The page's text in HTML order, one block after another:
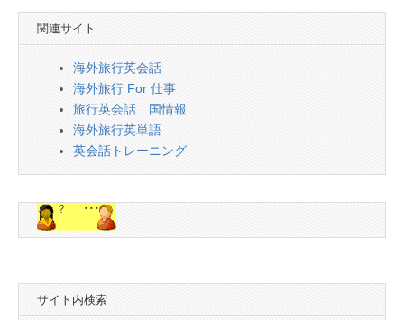
関連サイト
海外旅行英会話
海外旅行 For 仕事
旅行英会話 国情報
海外旅行英単語
英会話トレーニング
サイト内検索